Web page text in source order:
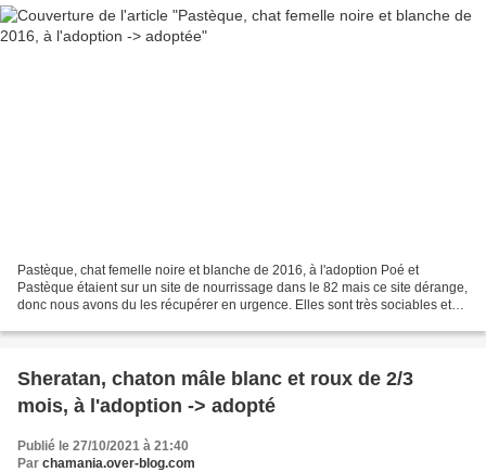
Pastèque, chat femelle noire et blanche de 2016, à l'adoption Poé et
Pastèque étaient sur un site de nourrissage dans le 82 mais ce site dérange,
donc nous avons du les récupérer en urgence. Elles sont très sociables et
Sheratan, chaton mâle blanc et roux de 2/3
mois, à l'adoption -> adopté
Publié le 27/10/2021 à 21:40
Par chamania.over-blog.com